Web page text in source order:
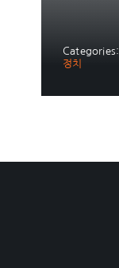
Categories:
정치